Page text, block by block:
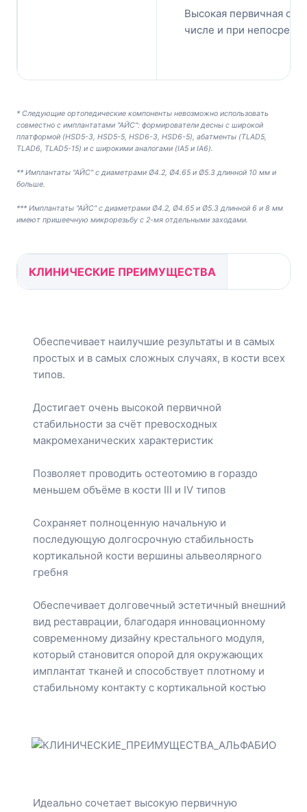
Высокая первичная
числе и при
* Следующие ортопедические компоненты невозможно использовать
совместно с имплантатами "АЙС": формирователи десны с широкой
платформой (HSD5-3, HSD5-5, HSD6-3, HSD6-5), абатменты (TLAD5,
TLAD6, TLAD5-15) и с широкими аналогами (IA5 и IA6).
** Имплантаты "АЙС" с диаметрами Ø4.2, Ø4.65 и Ø5.3 длинной 10 мм и
больше.
*** Имплантаты "АЙС" с диаметрами Ø4.2, Ø4.65 и Ø5.3 длинной 6 и 8 мм
имеют пришеечную микрорезьбу с 2-мя отдельными заходами.
КЛИНИЧЕСКИЕ ПРЕИМУЩЕСТВА
Обеспечивает наилучшие результаты и в самых
простых и в самых сложных случаях, в кости всех
типов.
Достигает очень высокой первичной
стабильности за счёт превосходных
макромеханических характеристик
Позволяет проводить остеотомию в гораздо
меньшем объёме в кости III и IV типов
Сохраняет полноценную начальную и
последующую долгосрочную стабильность
кортикальной кости вершины альвеолярного
гребня
Обеспечивает долговечный эстетичный внешний
вид реставрации, благодаря инновационному
современному дизайну крестального модуля,
который становится опорой для окружающих
имплантат тканей и способствует плотному и
стабильному контакту с кортикальной костью
Идеально сочетает высокую первичную